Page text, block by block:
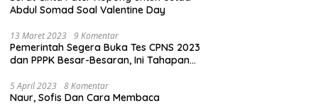
Abdul Somad Soal Valentine Day
13 Maret 2023 9 Komentar
Pemerintah Segera Buka Tes CPNS 2023
dan PPPK Besar-Besaran, Ini Tahapan
5 April 2023 8 Komentar
Naur, Sofis Dan Cara Membaca